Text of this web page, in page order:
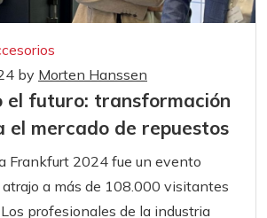
by Morten Hanssen
el futuro: transformación
el mercado de repuestos
Frankfurt 2024 fue un evento
atrajo a más de 108.000 visitantes
profesionales de la industria